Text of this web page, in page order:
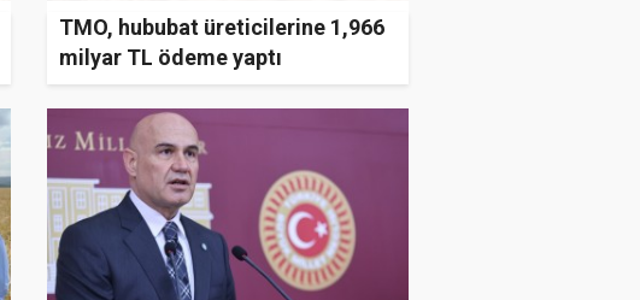
TMO, hububat üreticilerine 1,966
milyar TL ödeme yaptı